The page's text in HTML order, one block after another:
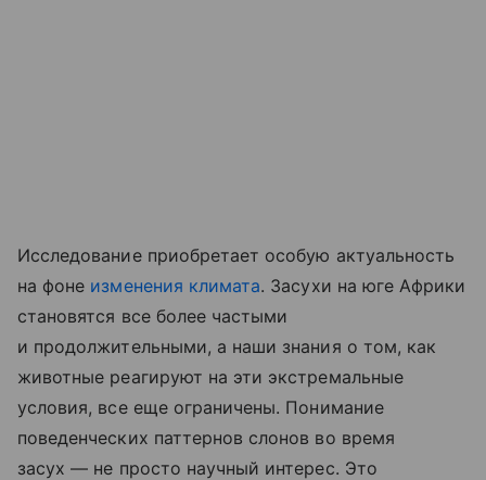
Исследование приобретает особую актуальность
на фоне изменения климата. Засухи на юге Африки
становятся все более частыми
и продолжительными, а наши знания о том, как
животные реагируют на эти экстремальные
условия, все еще ограничены. Понимание
поведенческих паттернов слонов во время
засух — не просто научный интерес. Это